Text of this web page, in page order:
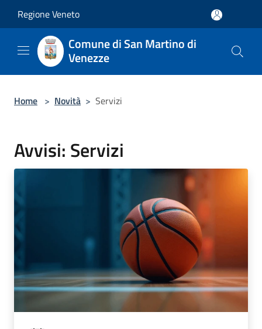
Regione Veneto
Comune di San Martino di
Venezze
Home > Novità > Servizi
Avvisi: Servizi